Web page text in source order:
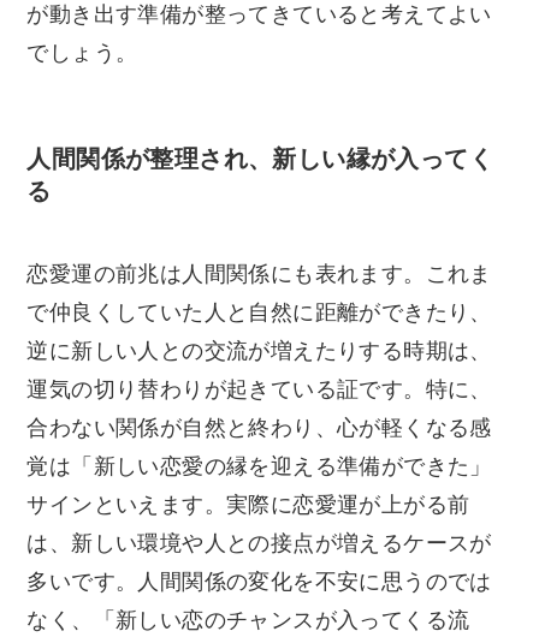
が動き出す準備が整ってきていると考えてよい
でしょう。
人間関係が整理され、新しい縁が入ってく
る
恋愛運の前兆は人間関係にも表れます。これま
で仲良くしていた人と自然に距離ができたり、
逆に新しい人との交流が増えたりする時期は、
運気の切り替わりが起きている証です。特に、
合わない関係が自然と終わり、心が軽くなる感
覚は「新しい恋愛の縁を迎える準備ができた」
サインといえます。実際に恋愛運が上がる前
は、新しい環境や人との接点が増えるケースが
多いです。人間関係の変化を不安に思うのでは
なく、「新しい恋のチャンスが入ってくる流